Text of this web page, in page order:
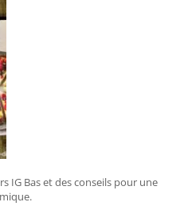
IG Bas et des conseils pour une